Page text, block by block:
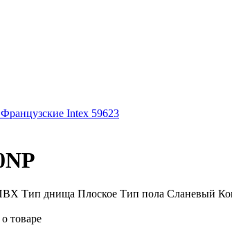
Intex 59623
Тип днища Плоское Тип пола Сланевый
товаре